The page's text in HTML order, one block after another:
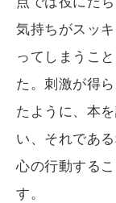
気持ちがスッ
ってしまうこ
た。刺激が得
たように、本
い、それであ
心の行動する
す。